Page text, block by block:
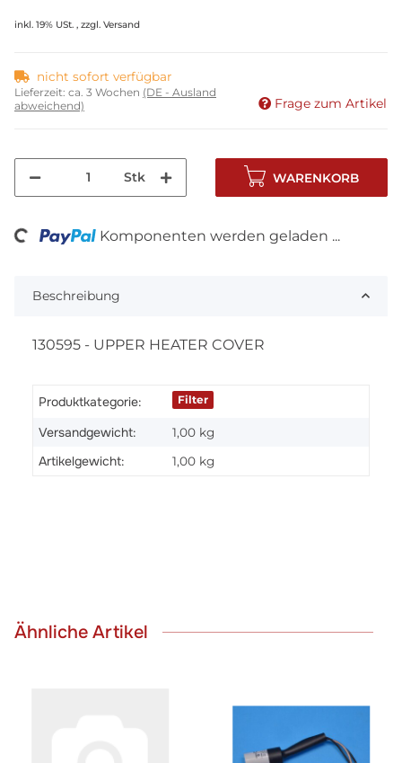
inkl. 19% USt. , zzgl. Versand
nicht sofort verfügbar
Lieferzeit: ca. 3 Wochen (DE - Ausland
abweichend)
Frage zum Artikel
Stk WARENKORB
Komponenten werden geladen ...
Beschreibung
130595 - UPPER HEATER COVER
Produktkategorie: Filter
Versandgewicht: 1,00 kg
Artikelgewicht: 1,00 kg
Ähnliche Artikel